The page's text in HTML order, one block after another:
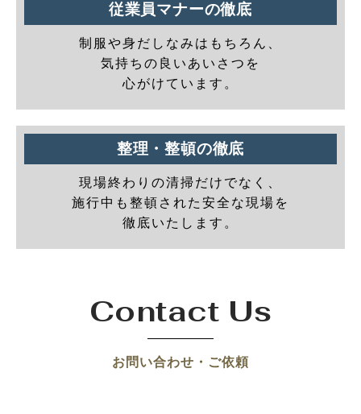
従業員マナーの徹底
制服や身だしなみはもちろん、
気持ちの良いあいさつを
心がけています。
整理・整頓の徹底
現場終わりの清掃だけでなく、
施行中も整頓された安全な現場を
徹底いたします。
Contact Us
お問い合わせ・ご依頼